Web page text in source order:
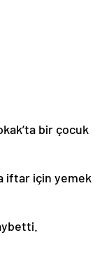
bir çocuk
iftar için yemek